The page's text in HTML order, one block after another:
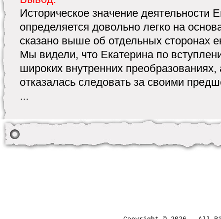
Историческое значение деятельности
определяется довольно легко на
сказано выше об отдельных сторонах
Мы видели, что Екатерина по
широких внутренних
отказалась следовать за своими
...